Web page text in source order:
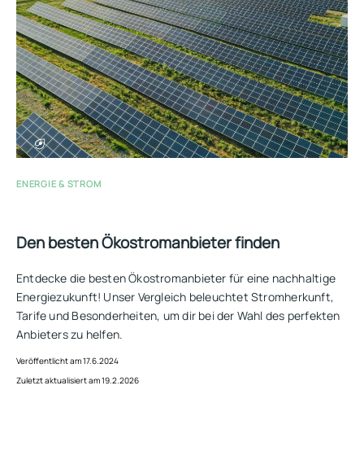
ENERGIE & STROM
Den besten Ökostromanbieter finden
Entdecke die besten Ökostromanbieter für eine nachhaltige
Energiezukunft! Unser Vergleich beleuchtet Stromherkunft,
Tarife und Besonderheiten, um dir bei der Wahl des perfekten
Anbieters zu helfen.
Veröffentlicht am 17.6.2024
Zuletzt aktualisiert am 19.2.2026